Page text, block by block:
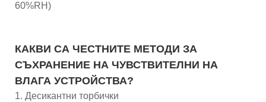
60%RH)
КАКВИ СА ЧЕСТНИТЕ МЕТОДИ ЗА
СЪХРАНЕНИЕ НА ЧУВСТВИТЕЛНИ НА
ВЛАГА УСТРОЙСТВА?
1. Десикантни торбички